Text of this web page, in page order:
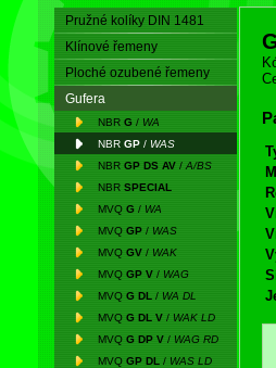
Pružné kolíky DIN 1481
Klínové řemeny
Ploché ozubené řemeny
Gufera
NBR G / WA
NBR GP / WAS
NBR GP DS AV / A/BS
NBR SPECIAL
MVQ G / WA
MVQ GP / WAS
MVQ GV / WAK
MVQ GP V / WAG
MVQ G DL / WA DL
MVQ G DL V / WAK LD
MVQ G DP V / WAG RD
MVQ GP DL / WAS LD